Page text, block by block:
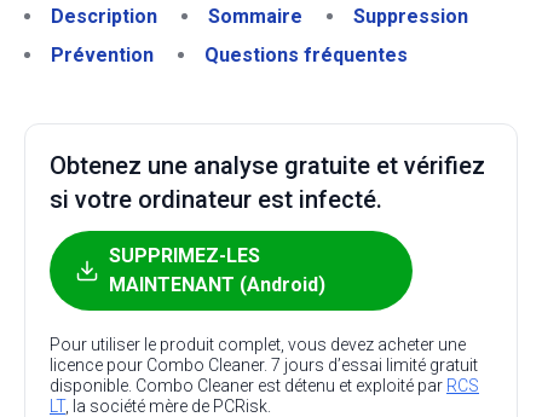
Description
Sommaire
Suppression
Prévention
Questions fréquentes
Obtenez une analyse gratuite et vérifiez
si votre ordinateur est infecté.
SUPPRIMEZ-LES
MAINTENANT (Android)
Pour utiliser le produit complet, vous devez acheter une
licence pour Combo Cleaner. 7 jours d’essai limité gratuit
disponible. Combo Cleaner est détenu et exploité par RCS
LT, la société mère de PCRisk.